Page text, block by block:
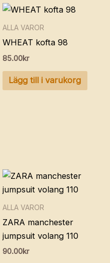
ALLA VAROR
WHEAT kofta 98
85.00kr
Lägg till i varukorg
ALLA VAROR
ZARA manchester
jumpsuit volang 110
90.00kr